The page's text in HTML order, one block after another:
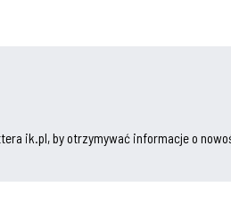
ik.pl, by otrzymywać informacje o